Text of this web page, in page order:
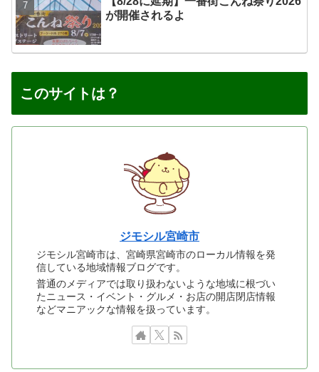
が開催されるよ
このサイトは？
ジモシル宮崎市
ジモシル宮崎市は、宮崎県宮崎市のローカル情報を発
信している地域情報ブログです。
普通のメディアでは取り扱わないような地域に根づい
たニュース・イベント・グルメ・お店の開店閉店情報
などマニアックな情報を扱っています。